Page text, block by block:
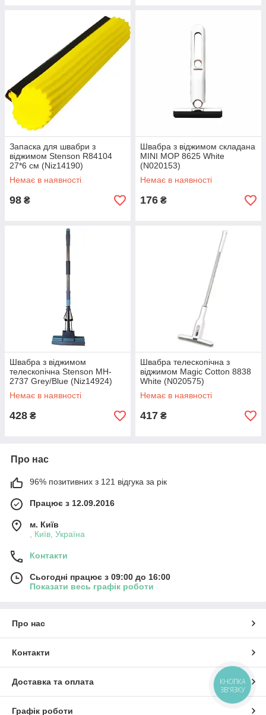
Запаска для швабри з
віджимом Stenson R84104
27*6 см (Niz14190)
Немає в наявності
98 ₴
Швабра з віджимом складана
MINI MOP 8625 White
(N020153)
Немає в наявності
176 ₴
Швабра з віджимом
телескопічна Stenson MH-
2737 Grey/Blue (Niz14924)
Немає в наявності
428 ₴
Швабра телескопічна з
віджимом Magic Cotton 8838
White (N020575)
Немає в наявності
417 ₴
Про нас
96% позитивних з 121 відгука за рік
Працює з 12.09.2016
м. Київ
, Київ, Україна
Контакти
Сьогодні працює з 09:00 до 16:00
Показати весь графік роботи
Про нас
Контакти
Доставка та оплата
Графік роботи
КНОПКА
ЗВ'ЯЗКУ